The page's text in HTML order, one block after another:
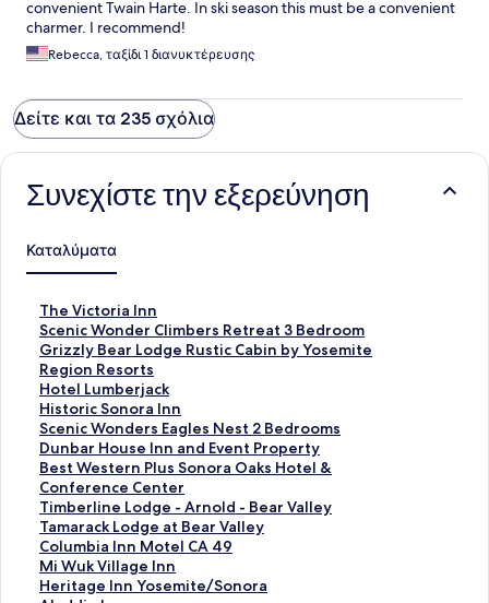
convenient Twain Harte. In ski season this must be a convenient
charmer. I recommend!
Rebecca, ταξίδι 1 διανυκτέρευσης
Δείτε και τα 235 σχόλια
Συνεχίστε την εξερεύνηση
Καταλύματα
The Victoria Inn
Σ
τ
ά
ν
τ
α
ρ
Σ
ύ
ν
δ
ε
σ
μ
ο
Scenic Wonder Climbers Retreat 3 Bedroom
Σ
τ
ά
ν
τ
α
ρ
Σ
ύ
ν
δ
ε
σ
μ
Grizzly Bear Lodge Rustic Cabin by Yosemite
Region Resorts
Σ
τ
ά
ν
τ
α
ρ
Σ
ύ
ν
δ
ε
σ
Hotel Lumberjack
Σ
τ
ά
ν
τ
α
ρ
Σ
ύ
ν
δ
Historic Sonora Inn
Σ
τ
ά
ν
τ
α
ρ
Σ
ύ
ν
Scenic Wonders Eagles Nest 2 Bedrooms
Σ
τ
ά
ν
τ
α
ρ
Σ
ύ
Dunbar House Inn and Event Property
Σ
τ
ά
ν
τ
α
ρ
Σ
Best Western Plus Sonora Oaks Hotel &
Conference Center
Σ
τ
ά
ν
τ
α
ρ
Timberline Lodge - Arnold - Bear Valley
Σ
τ
ά
ν
τ
Tamarack Lodge at Bear Valley
Σ
τ
ά
ν
Columbia Inn Motel CA 49
Σ
τ
ά
Mi Wuk Village Inn
Σ
τ
Heritage Inn Yosemite/Sonora
Σ